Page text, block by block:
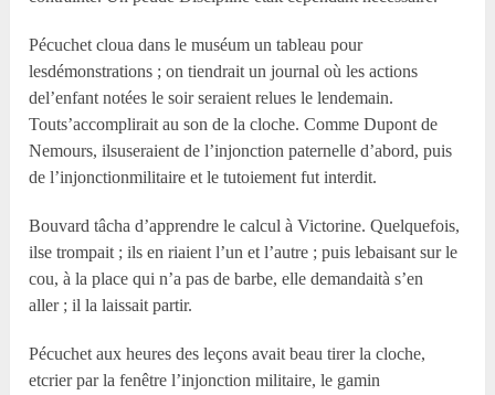
Pécuchet cloua dans le muséum un tableau pour
lesdémonstrations ; on tiendrait un journal où les actions
del’enfant notées le soir seraient relues le lendemain.
Touts’accomplirait au son de la cloche. Comme Dupont de
Nemours, ilsuseraient de l’injonction paternelle d’abord, puis
de l’injonctionmilitaire et le tutoiement fut interdit.
Bouvard tâcha d’apprendre le calcul à Victorine. Quelquefois,
ilse trompait ; ils en riaient l’un et l’autre ; puis lebaisant sur le
cou, à la place qui n’a pas de barbe, elle demandaità s’en
aller ; il la laissait partir.
Pécuchet aux heures des leçons avait beau tirer la cloche,
etcrier par la fenêtre l’injonction militaire, le gamin